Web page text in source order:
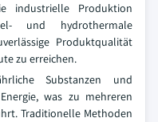
industrielle Produktion
und hydrothermale
Produktqualität
zu erreichen.
Substanzen und
was zu mehreren
Traditionelle Methoden